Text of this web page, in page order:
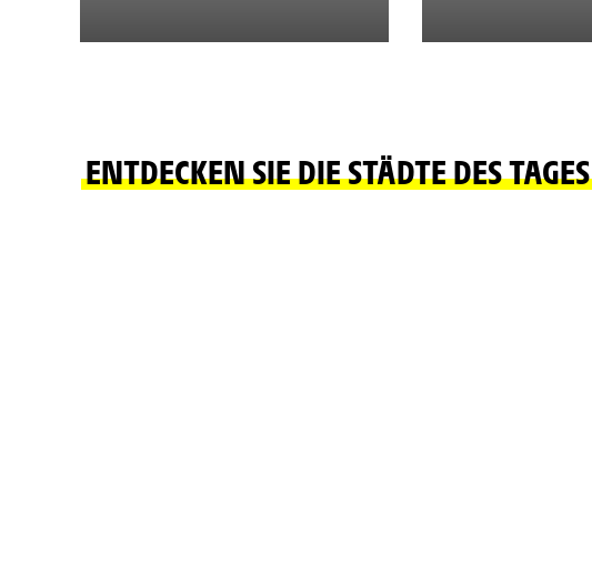
ENTDECKEN SIE DIE STÄDTE DES TAGES